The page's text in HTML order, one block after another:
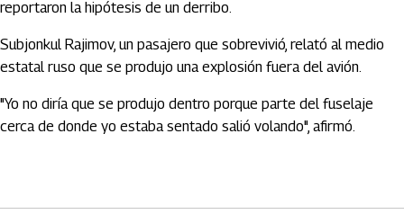
reportaron la hipótesis de un derribo.
Subjonkul Rajimov, un pasajero que sobrevivió, relató al medio
estatal ruso que se produjo una explosión fuera del avión.
"Yo no diría que se produjo dentro porque parte del fuselaje
cerca de donde yo estaba sentado salió volando", afirmó.